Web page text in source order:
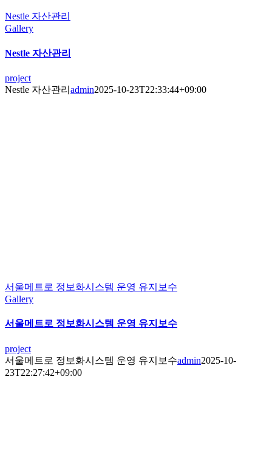
Nestle 자산관리
Gallery
Nestle 자산관리
project
Nestle 자산관리 admin2025-10-23T22:33:44+09:00
서울메트로 정보화시스템 운영 유지보수
Gallery
서울메트로 정보화시스템 운영 유지보수
project
서울메트로 정보화시스템 운영 유지보수admin2025-10-
23T22:27:42+09:00